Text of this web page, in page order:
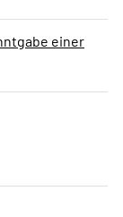
einer